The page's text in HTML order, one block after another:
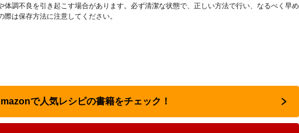
調不良を引き起こす場合があります。必ず清潔な状態で、正しい方法で行い、なるべく早め
は保存方法に注意してください。
で人気レシピの書籍をチェック！